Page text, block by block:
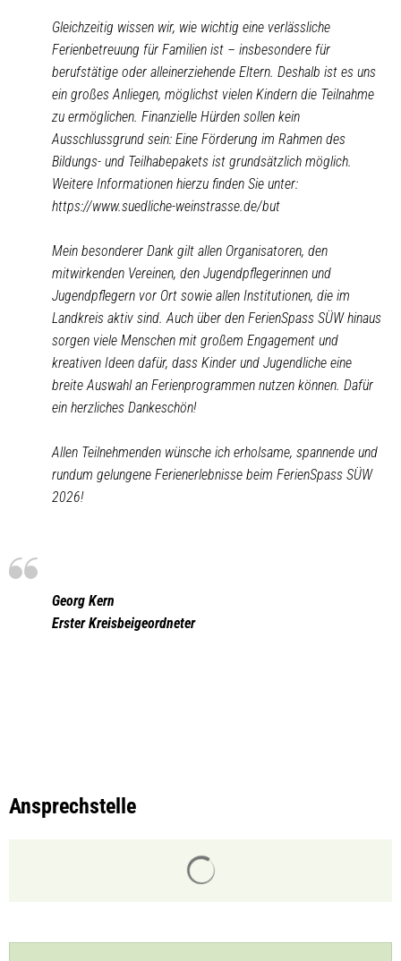
Gleichzeitig wissen wir, wie wichtig eine verlässliche
Ferienbetreuung für Familien ist – insbesondere für
berufstätige oder alleinerziehende Eltern. Deshalb ist es uns
ein großes Anliegen, möglichst vielen Kindern die Teilnahme
zu ermöglichen. Finanzielle Hürden sollen kein
Ausschlussgrund sein: Eine Förderung im Rahmen des
Bildungs- und Teilhabepakets ist grundsätzlich möglich.
Weitere Informationen hierzu finden Sie unter:
https://www.suedliche-weinstrasse.de/but
Mein besonderer Dank gilt allen Organisatoren, den
mitwirkenden Vereinen, den Jugendpflegerinnen und
Jugendpflegern vor Ort sowie allen Institutionen, die im
Landkreis aktiv sind. Auch über den FerienSpass SÜW hinaus
sorgen viele Menschen mit großem Engagement und
kreativen Ideen dafür, dass Kinder und Jugendliche eine
breite Auswahl an Ferienprogrammen nutzen können. Dafür
ein herzliches Dankeschön!
Allen Teilnehmenden wünsche ich erholsame, spannende und
rundum gelungene Ferienerlebnisse beim FerienSpass SÜW
2026!
Georg Kern
Erster Kreisbeigeordneter
Ansprechstelle